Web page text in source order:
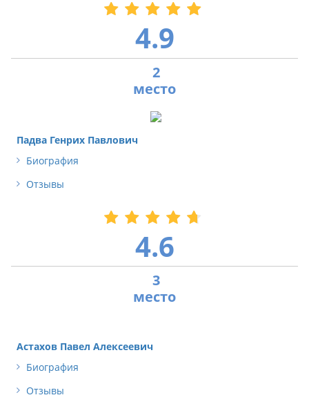
4.9
2
Падва Генрих Павлович
Биография
Отзывы
4.6
3
Астахов Павел Алексеевич
Биография
Отзывы